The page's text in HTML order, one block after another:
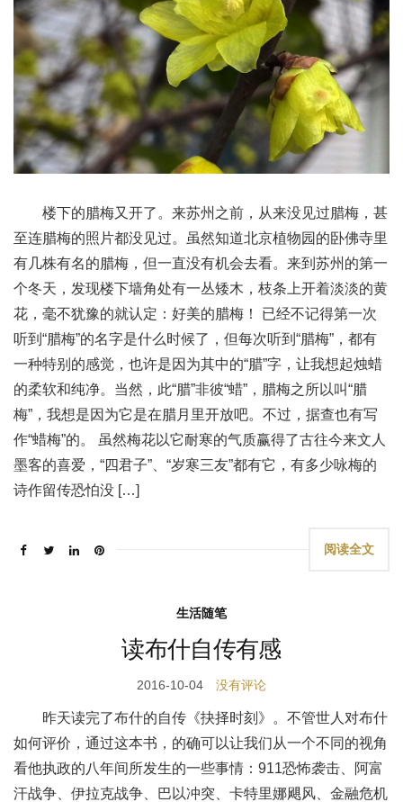
楼下的腊梅又开了。来苏州之前，从来没见过腊梅，甚
至连腊梅的照片都没见过。虽然知道北京植物园的卧佛寺里
有几株有名的腊梅，但一直没有机会去看。来到苏州的第一
个冬天，发现楼下墙角处有一丛矮木，枝条上开着淡淡的黄
花，毫不犹豫的就认定：好美的腊梅！ 已经不记得第一次
听到“腊梅”的名字是什么时候了，但每次听到“腊梅”，都有
一种特别的感觉，也许是因为其中的“腊”字，让我想起烛蜡
的柔软和纯净。当然，此“腊”非彼“蜡”，腊梅之所以叫“腊
梅”，我想是因为它是在腊月里开放吧。不过，据查也有写
作“蜡梅”的。 虽然梅花以它耐寒的气质赢得了古往今来文人
墨客的喜爱，“四君子”、“岁寒三友”都有它，有多少咏梅的
诗作留传恐怕没 […]
阅读全文
生活随笔
读布什自传有感
2016-10-04 没有评论
昨天读完了布什的自传《抉择时刻》。不管世人对布什
如何评价，通过这本书，的确可以让我们从一个不同的视角
看他执政的八年间所发生的一些事情：911恐怖袭击、阿富
汗战争、伊拉克战争、巴以冲突、卡特里娜飓风、金融危机